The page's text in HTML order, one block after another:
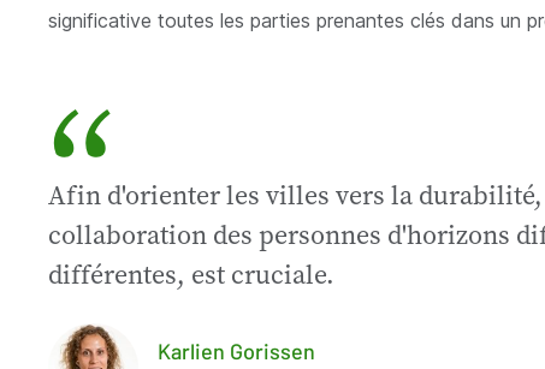
significative toutes les parties prenantes clés dans un
“
Afin d'orienter les villes vers la
collaboration des personnes d'horizons
différentes, est cruciale.
Karlien Gorissen